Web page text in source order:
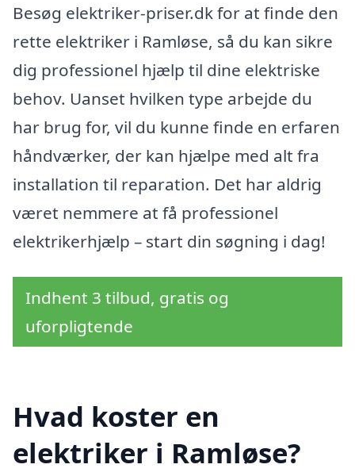
Besøg elektriker-priser.dk for at finde den
rette elektriker i Ramløse, så du kan sikre
dig professionel hjælp til dine elektriske
behov. Uanset hvilken type arbejde du
har brug for, vil du kunne finde en erfaren
håndværker, der kan hjælpe med alt fra
installation til reparation. Det har aldrig
været nemmere at få professionel
elektrikerhjælp – start din søgning i dag!
Indhent 3 tilbud, gratis og
uforpligtende
Hvad koster en
elektriker i Ramløse?